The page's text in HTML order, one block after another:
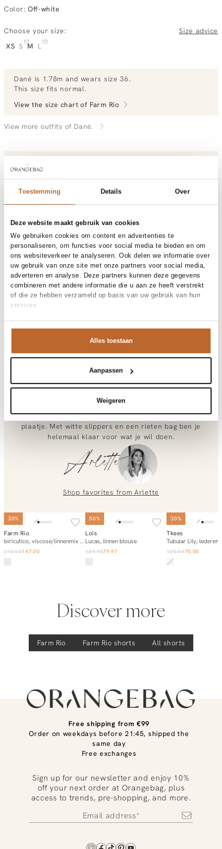
Toestemming Details Over
Deze website maakt gebruik van cookies
We gebruiken cookies om content en advertenties te
personaliseren, om functies voor social media te bieden en om
ons websiteverkeer te analyseren. Ook delen we informatie over
uw gebruik van onze site met onze partners voor social media,
adverteren en analyse. Deze partners kunnen deze gegevens
combineren met andere informatie die u aan ze heeft verstrekt
of die ze hebben verzameld op basis van uw gebruik van hun
services.
Alles toestaan
Aanpassen
Weigeren
Color: Off-white
Choose your size:
Size advice
XS S M L
Dané is 1.78m and wears size 36.
This size fits normal .
View the size chart of Farm Rio
View more outfits of Dané.
Order by, tuesday gratis delivered tomorrow
Free shipping over €99
Materials and care
Fabric
Fabric: 55% linen, 45% viscose.
Material
Linnen, Viscose
Cleaning
30°C machine wash
Size and fit
Size advice
This size fits normal
Fit
Losvallend
Waist height
Mid waist
Size model
36
Product details
Brand
Farm Rio
Product number brand
SHORT
Variantnummer
00036507
BIRICUTICO SCARF OFF-WHITE
Opgestikte zakken, Steekzakken
Lining
Geheel gevoerd
Shipping and Returns
At Orangebag, you get free delivery on orders over €99. All
orders are sent with a track & trace code, so you can always
track your parcel. If you place your order before 9.45 pm on
weekdays, your parcel will be dispatched today!
Questions or need help?
placing an order? Our customer service team is here to help!
info@orangebag.com
0851 303631 (Mon–Fri: 09:00–17:00). We’re happy to help!
Shop the look
Deze Farm Rio short is ons statement piece van het
moment. De speelse print brengt je meteen in
bewegingsvrijheid geeft. Layer hem met een wit tanktop
en oversized linen blouse voor dat moeiteloos zomerse
plaatje. Met witte slippers en een rieten bag ben je
helemaal klaar voor wat je wil doen.
Arlette
Shop favorites from Arlette
30%
Add to cart
Farm Rio
biricutico, viscose/linnenmix blouse met print
210.00147.00
50%
Add to cart
Lois
Lucas, linnen blouse
159.9579.97
30%
SOLD OUT
Notify
Tkees
Tubular Lily, lederen
100.0070.00
Discover more
Farm Rio Farm Rio shorts All shorts
Free shipping from €99
Order on weekdays before 21:45, shipped the
same day
Free exchanges
Sign up for our newsletter and enjoy 10%
off your next order at Orangebag, plus
access to trends, pre-shopping, and more.